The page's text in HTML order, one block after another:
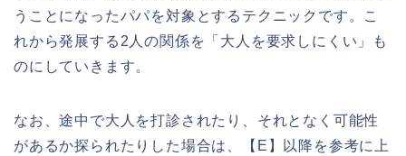
うことになったパパを対象とするテクニックです。こ
れから発展する2人の関係を「大人を要求しにくい」も
のにしていきます。
なお、途中で大人を打診されたり、それとなく可能性
があるか探られたりした場合は、【E】以降を参考に上